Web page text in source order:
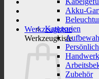
Werkzeugkiste
Werkzeugkiste
Akku-
Kategorien
Zubehör